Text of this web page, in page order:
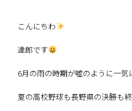
こんにちわ
達郎です
6月の雨の時期が嘘のように一
夏の高校野球も長野県の決勝も終